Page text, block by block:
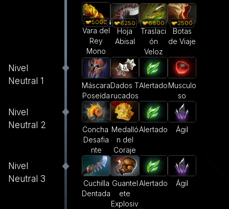
5000
Vara del
Rey
Mono
6250
Hoja
Abisal
6800
Traslaci
ón
Veloz
2500
Botas
de Viaje
Nivel
Neutral 1
Máscara
Poseída
Dados T
rucados
AlertadoMusculo
so
Nivel
Neutral 2
Concha
Desafia
nte
Medalló
n del
Coraje
Alertado Ágil
Nivel
Neutral 3
Cuchilla
Dentada
Guantel
ete
Explosiv
Alertado Ágil